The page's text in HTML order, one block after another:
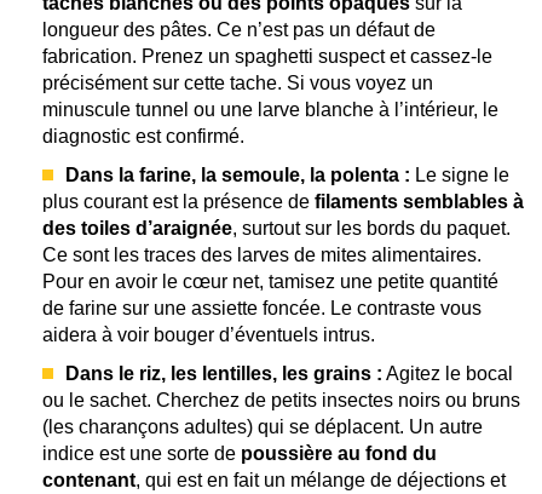
longueur des pâtes. Ce n’est pas un défaut de
fabrication. Prenez un spaghetti suspect et cassez-le
précisément sur cette tache. Si vous voyez un
minuscule tunnel ou une larve blanche à l’intérieur, le
diagnostic est confirmé.
Dans la farine, la semoule, la polenta : Le signe le
plus courant est la présence de filaments semblables à
des toiles d’araignée, surtout sur les bords du paquet.
Ce sont les traces des larves de mites alimentaires.
Pour en avoir le cœur net, tamisez une petite quantité
de farine sur une assiette foncée. Le contraste vous
aidera à voir bouger d’éventuels intrus.
Dans le riz, les lentilles, les grains : Agitez le bocal
ou le sachet. Cherchez de petits insectes noirs ou bruns
(les charançons adultes) qui se déplacent. Un autre
indice est une sorte de poussière au fond du
contenant, qui est en fait un mélange de déjections et